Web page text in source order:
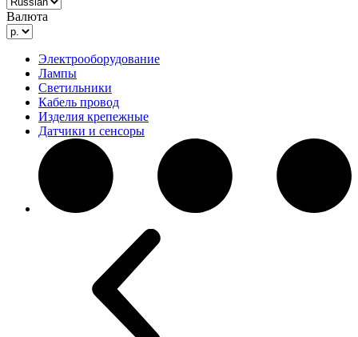
Валюта
Электрооборудование
Лампы
Светильники
Кабель провод
Изделия крепежные
Датчики и сенсоры